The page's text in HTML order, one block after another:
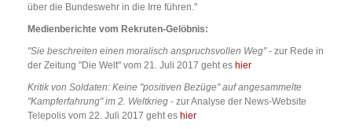
über die Bundeswehr in die Irre führen."
Medienberichte vom Rekruten-Gelöbnis:
"Sie beschreiten einen moralisch anspruchsvollen Weg"- zur Rede in
der Zeitung "Die Welt" vom 21. Juli 2017 geht es hier
Kritik von Soldaten: Keine "positiven Bezüge" auf angesammelte
"Kampferfahrung" im 2. Weltkrieg - zur Analyse der News-Website
Telepolis vom 22. Juli 2017 geht es hier